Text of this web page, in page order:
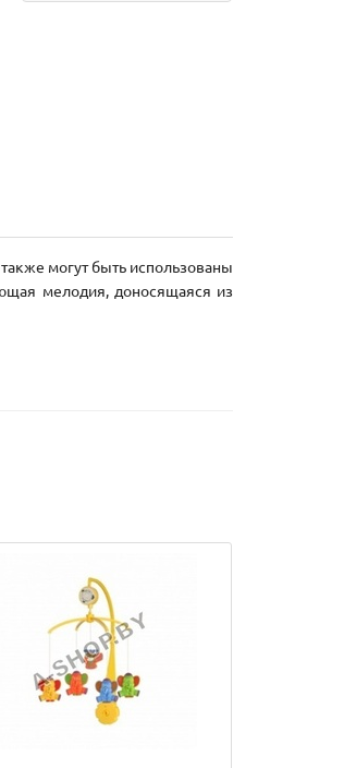
могут быть использованы
мелодия, доносящаяся из